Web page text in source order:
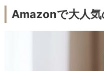
Amazonで大人